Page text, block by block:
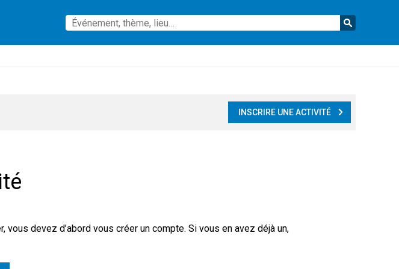
INSCRIRE UNE ACTIVITÉ
vous devez d’abord vous créer un compte. Si vous en avez déjà un,